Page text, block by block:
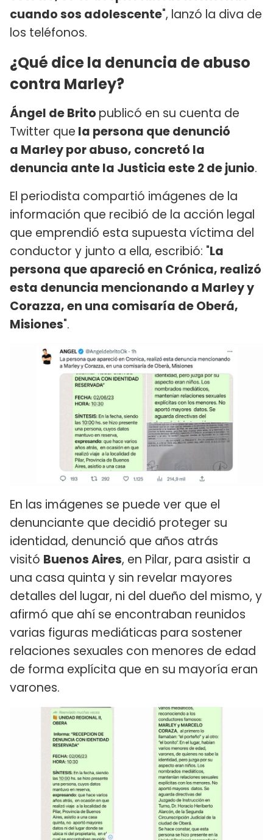
cuando sos adolescente", lanzó la diva de
los teléfonos.
¿Qué dice la denuncia de abuso
contra Marley?
Ángel de Brito publicó en su cuenta de
Twitter que la persona que denunció
a Marley por abuso, concretó la
denuncia ante la Justicia este 2 de junio.
El periodista compartió imágenes de la
información que recibió de la acción legal
que emprendió esta supuesta víctima del
conductor y junto a ella, escribió: "La
persona que apareció en Crónica, realizó
esta denuncia mencionando a Marley y
Corazza, en una comisaría de Oberá,
Misiones".
En las imágenes se puede ver que el
denunciante que decidió proteger su
identidad, denunció que años atrás
visitó Buenos Aires, en Pilar, para asistir a
una casa quinta y sin revelar mayores
detalles del lugar, ni del dueño del mismo, y
afirmó que ahí se encontraban reunidos
varias figuras mediáticas para sostener
relaciones sexuales con menores de edad
de forma explícita que en su mayoría eran
varones.